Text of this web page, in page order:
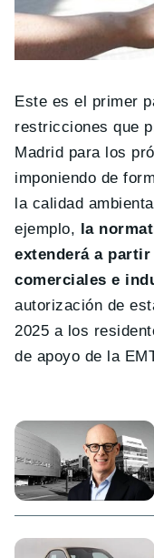
Este es el primer
restricciones que
Madrid para los
imponiendo de
la calidad
ejemplo, la
extenderá a
comerciales e
autorización de
2025 a los
de apoyo de la